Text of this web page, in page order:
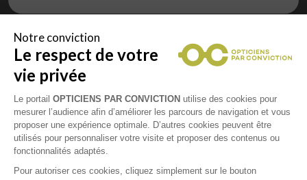
Vous êtes un professionnel de la vue et
vous souhaitez nous rejoindre ?
Contactez Alliance Optic, la centrale d’achats et
d’accompagnement des opticiens indépendants
Notre conviction
Le respect de votre
vie privée
Le portail OPTICIENS PAR CONVICTION utilise des cookies pour
mesurer l’audience afin d’améliorer les parcours de navigation et vous
proposer une expérience optimale. D’autres cookies peuvent être
utilisés pour personnaliser votre visite et proposer des contenus ou
fonctionnalités adaptés.
Pour autoriser ces cookies, cliquez simplement sur le bouton